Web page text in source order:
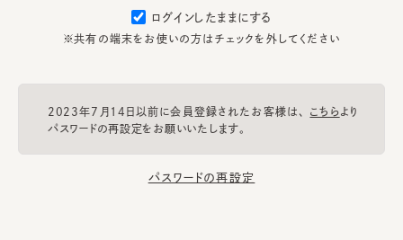
ログインしたままにする
※共有の端末をお使いの方はチェックを外してください
2023年7月14日以前に会員登録されたお客様は、 こちらより
パスワードの再設定をお願いいたします。
パスワードの再設定